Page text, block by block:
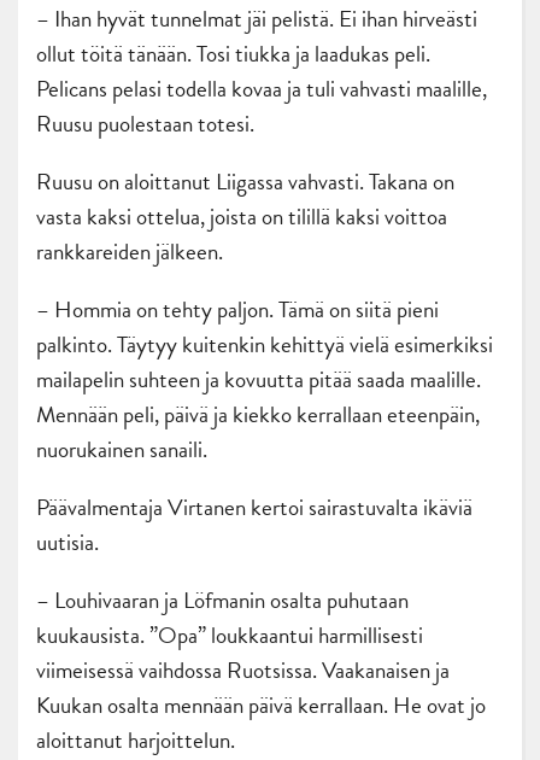
– Ihan hyvät tunnelmat jäi pelistä. Ei ihan hirveästi
ollut töitä tänään. Tosi tiukka ja laadukas peli.
Pelicans pelasi todella kovaa ja tuli vahvasti maalille,
Ruusu puolestaan totesi.
Ruusu on aloittanut Liigassa vahvasti. Takana on
vasta kaksi ottelua, joista on tilillä kaksi voittoa
rankkareiden jälkeen.
– Hommia on tehty paljon. Tämä on siitä pieni
palkinto. Täytyy kuitenkin kehittyä vielä esimerkiksi
mailapelin suhteen ja kovuutta pitää saada maalille.
Mennään peli, päivä ja kiekko kerrallaan eteenpäin,
nuorukainen sanaili.
Päävalmentaja Virtanen kertoi sairastuvalta ikäviä
uutisia.
– Louhivaaran ja Löfmanin osalta puhutaan
kuukausista. ”Opa” loukkaantui harmillisesti
viimeisessä vaihdossa Ruotsissa. Vaakanaisen ja
Kuukan osalta mennään päivä kerrallaan. He ovat jo
aloittanut harjoittelun.